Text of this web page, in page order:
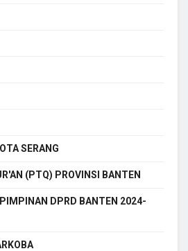
SERANG
(PTQ) PROVINSI BANTEN
DPRD BANTEN 2024-